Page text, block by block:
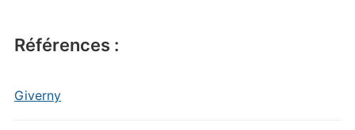
Références :
Giverny